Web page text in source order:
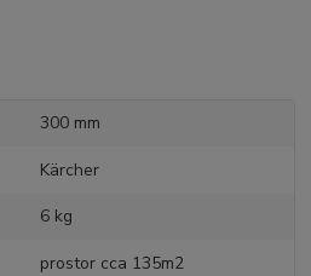
300 mm
Kärcher
6 kg
prostor cca 135m2